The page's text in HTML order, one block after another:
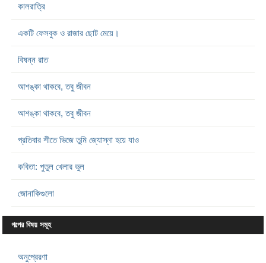
কালরাত্রি
একটি ফেসবুক ও রাজার ছোট মেয়ে।
বিষন্ন রাত
আশঙ্কা থাকবে, তবু জীবন
আশঙ্কা থাকবে, তবু জীবন
প্রতিবার শীতে ভিজে তুমি জ্যোস্না হয়ে যাও
কবিতা: পুতুল খেলার ভুল
জোনাকিগুলো
গল্পের বিষয় সমূহ
অনুপ্রেরণা